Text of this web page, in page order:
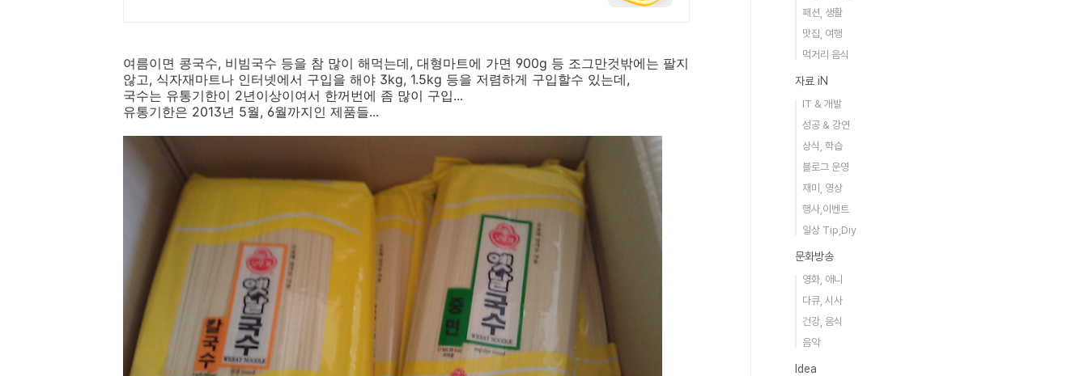
여름이면 콩국수, 비빔국수 등을 참 많이 해먹는데, 대형마트에 가면 900g 등 조그만것밖에는 팔지
않고, 식자재마트나 인터넷에서 구입을 해야 3kg, 1.5kg 등을 저렴하게 구입할수 있는데,
국수는 유통기한이 2년이상이여서 한꺼번에 좀 많이 구입...
유통기한은 2013년 5월, 6월까지인 제품들...
패션, 생활
맛집, 여행
먹거리 음식
자료 iN
IT & 개발
성공 & 강연
상식, 학습
블로그 운영
재미, 영상
행사,이벤트
일상 Tip,Diy
문화방송
영화, 애니
다큐, 시사
건강, 음식
음악
Idea